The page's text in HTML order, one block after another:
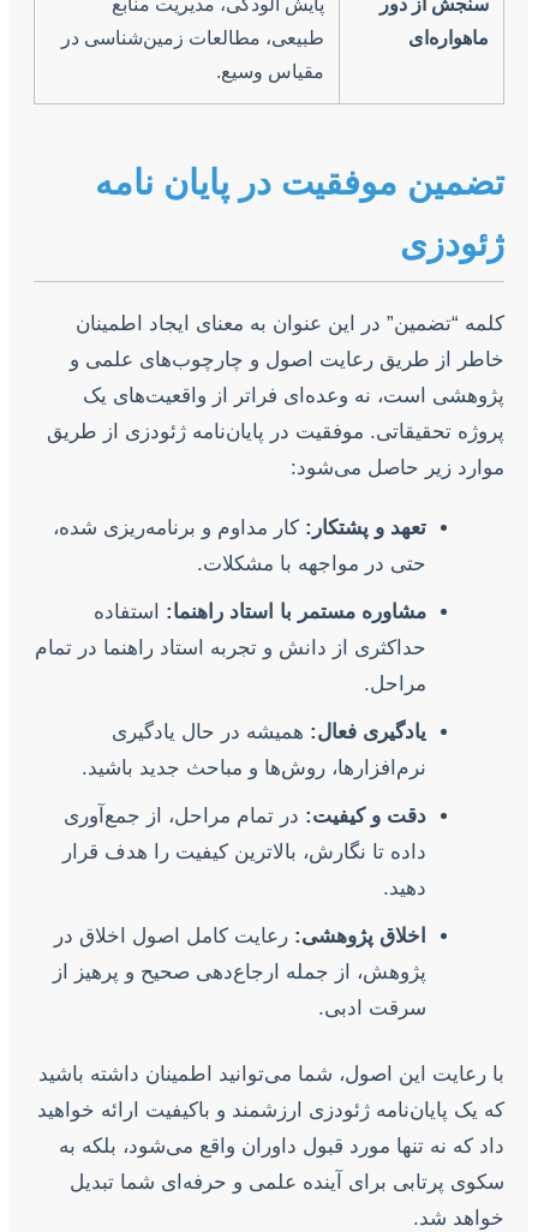
سنجش از دور
ماهواره‌ای
پایش آلودگی، مدیریت منابع
طبیعی، مطالعات زمین‌شناسی در
مقیاس وسیع.
تضمین موفقیت در پایان نامه
ژئودزی
کلمه “تضمین” در این عنوان به معنای ایجاد اطمینان
خاطر از طریق رعایت اصول و چارچوب‌های علمی و
پژوهشی است، نه وعده‌ای فراتر از واقعیت‌های یک
پروژه تحقیقاتی. موفقیت در پایان‌نامه ژئودزی از طریق
موارد زیر حاصل می‌شود:
تعهد و پشتکار: کار مداوم و برنامه‌ریزی شده،
حتی در مواجهه با مشکلات.
مشاوره مستمر با استاد راهنما: استفاده
حداکثری از دانش و تجربه استاد راهنما در تمام
مراحل.
یادگیری فعال: همیشه در حال یادگیری
نرم‌افزارها، روش‌ها و مباحث جدید باشید.
دقت و کیفیت: در تمام مراحل، از جمع‌آوری
داده تا نگارش، بالاترین کیفیت را هدف قرار
دهید.
اخلاق پژوهشی: رعایت کامل اصول اخلاق در
پژوهش، از جمله ارجاع‌دهی صحیح و پرهیز از
سرقت ادبی.
با رعایت این اصول، شما می‌توانید اطمینان داشته باشید
که یک پایان‌نامه ژئودزی ارزشمند و باکیفیت ارائه خواهید
داد که نه تنها مورد قبول داوران واقع می‌شود، بلکه به
سکوی پرتابی برای آینده علمی و حرفه‌ای شما تبدیل
خواهد شد.